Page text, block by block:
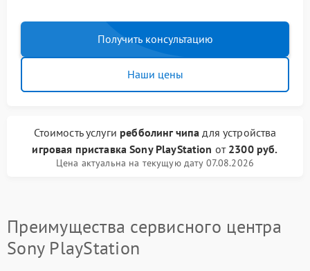
Получить консультацию
Наши цены
Стоимость услуги ребболинг чипа для устройства
игровая приставка Sony PlayStation от 2300 руб.
Цена актуальна на текущую дату 07.08.2026
Преимущества сервисного центра
Sony PlayStation